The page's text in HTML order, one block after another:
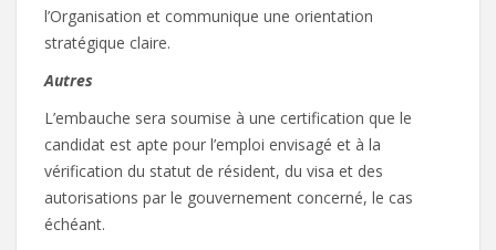
l’Organisation et communique une orientation
stratégique claire.
Autres
L’embauche sera soumise à une certification que le
candidat est apte pour l’emploi envisagé et à la
vérification du statut de résident, du visa et des
autorisations par le gouvernement concerné, le cas
échéant.